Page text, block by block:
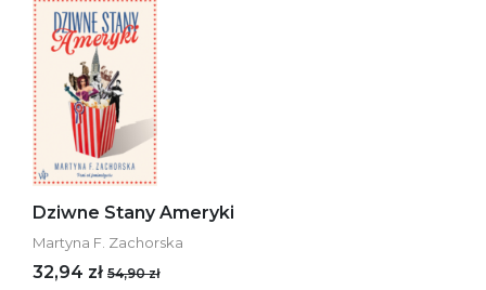
Dziwne Stany Ameryki
Martyna F. Zachorska
32,94 zł 54,90 zł